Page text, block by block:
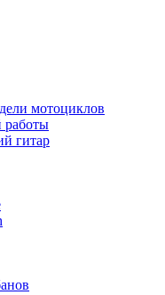
мотоциклов
гитар